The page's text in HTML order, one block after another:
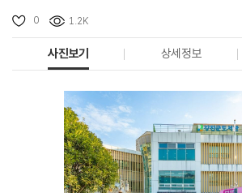
0 1.2K
사진보기 상세정보